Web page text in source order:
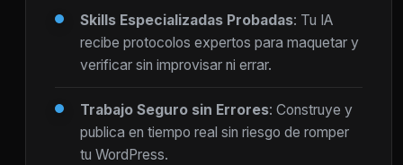
Skills Especializadas Probadas: Tu IA
recibe protocolos expertos para maquetar y
verificar sin improvisar ni errar.
Trabajo Seguro sin Errores: Construye y
publica en tiempo real sin riesgo de romper
tu WordPress.